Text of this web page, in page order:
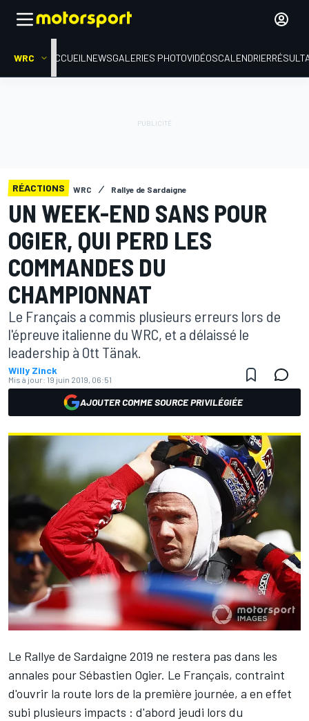
WRC ACCUEIL NEWSGALERIES PHOTOVIDÉOSCALENDRIER
RÉACTIONS WRC Rallye de Sardaigne
UN WEEK-END SANS POUR
OGIER, QUI PERD LES
COMMANDES DU
CHAMPIONNAT
Le Français a commis plusieurs erreurs lors de
l'épreuve italienne du WRC, et a délaissé le
leadership à Ott Tänak.
Willy Zinck
Mis à jour: 19 juin 2019, 06:51
AJOUTER COMME SOURCE PRIVILÉGIÉE
Le Rallye de Sardaigne 2019 ne restera pas dans les
annales pourSébastien Ogier. Le Français, contraint
d'ouvrir la route lors de la première journée, a en effet
subi plusieurs impacts : d'abord jeudi lors du